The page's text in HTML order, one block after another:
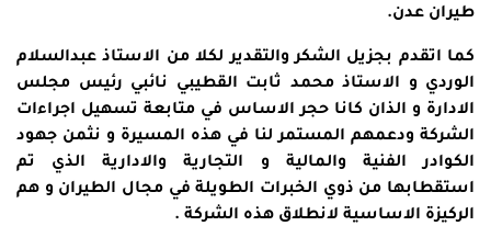
طيران عدن.
كما اتقدم بجزيل الشكر والتقدير لكلا من الاستاذ عبدالسلام
الوردي و الاستاذ محمد ثابت القطيبي نائبي رئيس مجلس
الادارة و الذان كانا حجر الاساس في متابعة تسهيل اجراءات
الشركة ودعمهم المستمر لنا في هذه المسيرة و نثمن جهود
الكوادر الفنية والمالية و التجارية والادارية الذي تم
استقطابها من ذوي الخبرات الطويلة في مجال الطيران و هم
الركيزة الاساسية لانطلاق هذه الشركة .